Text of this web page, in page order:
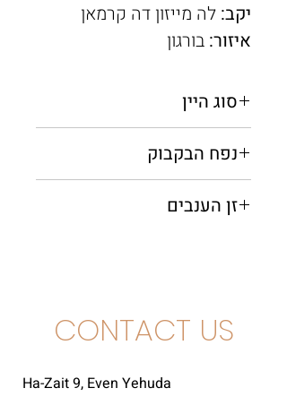
יקב: לה מייזון דה קרמאן
איזור: בורגון
סוג היין
נפח הבקבוק
זן הענבים
CONTACT US
Ha-Zait 9, Even Yehuda